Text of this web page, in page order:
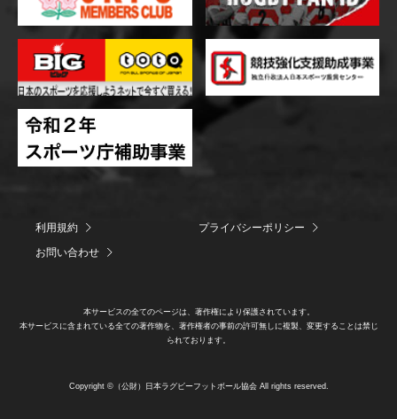
利用規約
プライバシーポリシー
お問い合わせ
本サービスの全てのページは、著作権により保護されています。
本サービスに含まれている全ての著作物を、著作権者の事前の許可無しに複製、変更することは禁じ
られております。
Copyright ©（公財）日本ラグビーフットボール協会 All rights reserved.